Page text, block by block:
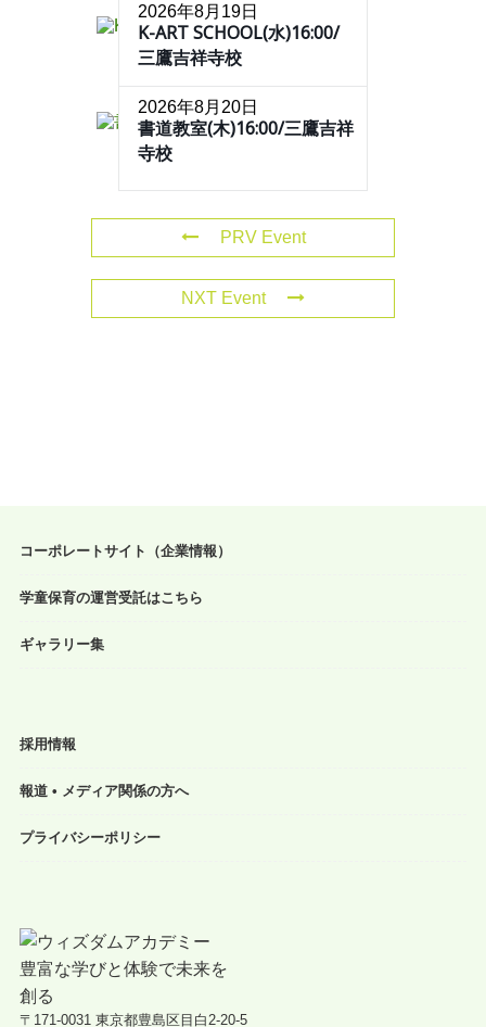
2026年8月19日
K-ART SCHOOL(水)16:00/
三鷹吉祥寺校
2026年8月20日
書道教室(木)16:00/三鷹吉祥
寺校
PRV Event
NXT Event
コーポレートサイト（企業情報）
学童保育の運営受託はこちら
ギャラリー集
採用情報
報道 • メディア関係の方へ
プライバシーポリシー
〒171-0031 東京都豊島区目白2-20-5